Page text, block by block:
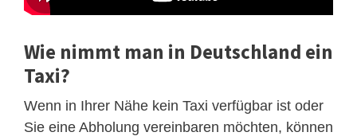
Wie nimmt man in Deutschland ein
Taxi?
Wenn in Ihrer Nähe kein Taxi verfügbar ist oder
Sie eine Abholung vereinbaren möchten, können